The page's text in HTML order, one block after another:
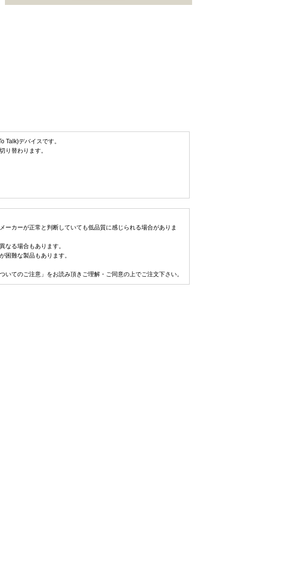
Talk)デバイスです。
り替わります。
ーカーが正常と判断していても低品質に感じられる場合がありま
なる場合もあります。
困難な製品もあります。
てのご注意」をお読み頂きご理解・ご同意の上でご注文下さい。